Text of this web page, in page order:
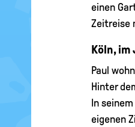
einen
Zeitreise
Köln, im
Paul
Hinter
In
eigenen